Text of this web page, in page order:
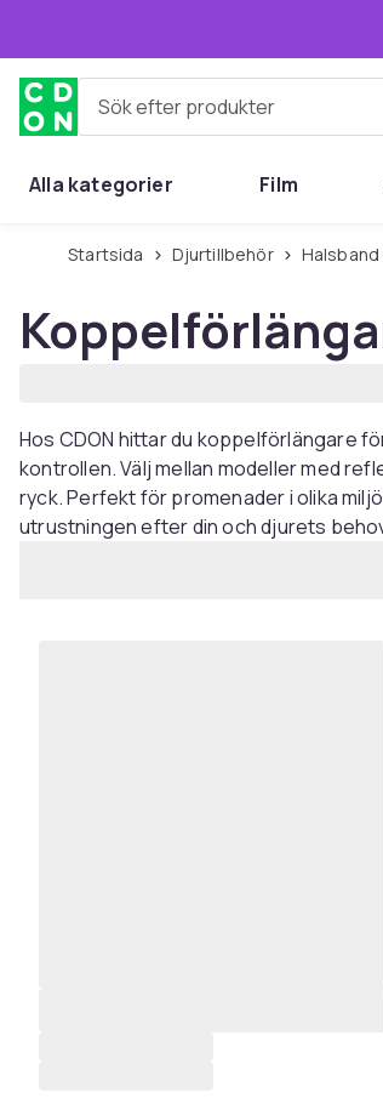
Sök efter produkter
Alla kategorier Film
Startsida Djurtillbehör
Hos CDON hittar du koppelförlängare
kontrollen. Välj mellan modeller med
ryck. Perfekt för promenader i olika
utrustningen efter din och djurets